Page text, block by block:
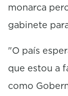
monarca
gabinete
"O país
que estou a
como